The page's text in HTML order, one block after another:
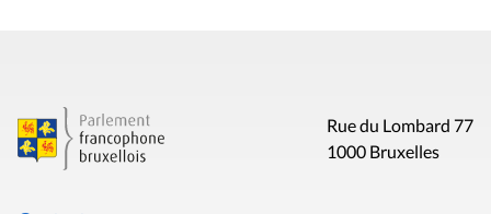
Rue du Lombard 77
1000 Bruxelles